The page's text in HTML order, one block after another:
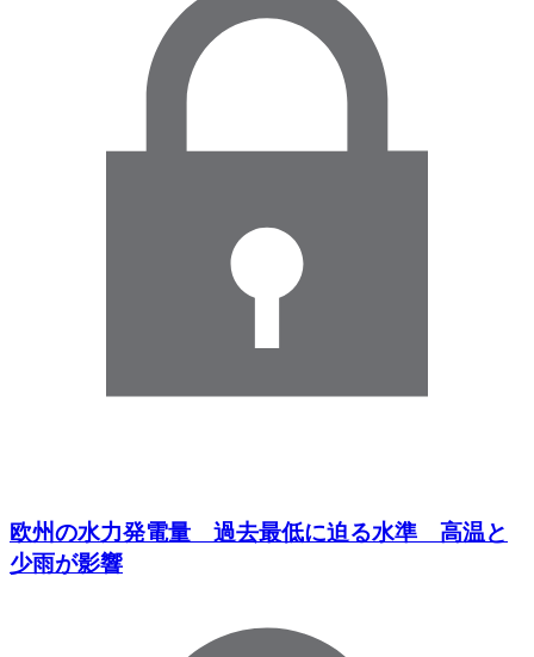
欧州の水力発電量 過去最低に迫る水準 高温と
少雨が影響